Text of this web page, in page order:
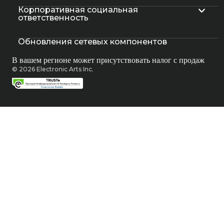
Корпоративная социальная
ответственность
Обновления сетевых компонентов
В вашем регионе может присутствовать налог с продаж
© 2026 Electronic Arts Inc.